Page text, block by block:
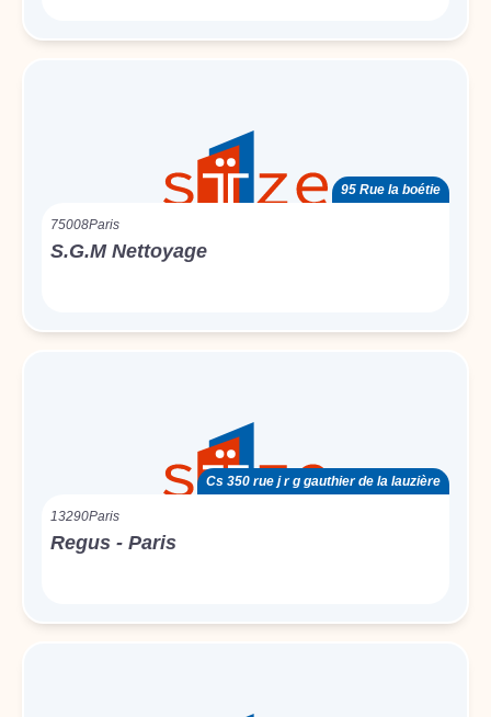
95 Rue la boétie
75008Paris
S.G.M Nettoyage
Cs 350 rue j r g gauthier de la lauzière
13290Paris
Regus - Paris